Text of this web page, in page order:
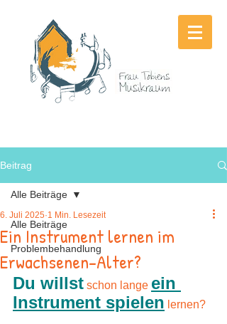
Beitrag
Alle Beiträge
Problembehandlung
Alle Beiträge
Ein Instrument lernen im
Erwachsenen-Alter?
6. Juli 2025 1 Min. Lesezeit
Du willst schon lange ein
Instrument spielen lernen?